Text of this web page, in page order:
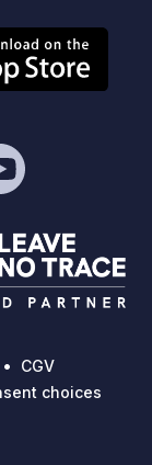
CGV
choices